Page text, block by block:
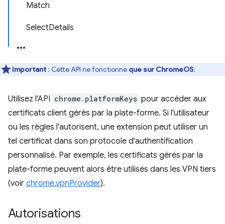
Match
SelectDetails
Important : Cette API ne fonctionne que sur ChromeOS.
Utilisez l'API chrome.platformKeys pour accéder aux
certificats client gérés par la plate-forme. Si l'utilisateur
ou les règles l'autorisent, une extension peut utiliser un
tel certificat dans son protocole d'authentification
personnalisé. Par exemple, les certificats gérés par la
plate-forme peuvent alors être utilisés dans les VPN tiers
(voir chrome.vpnProvider).
Autorisations